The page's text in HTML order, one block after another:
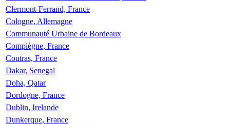
Clermont-Ferrand, France
Cologne, Allemagne
Communauté Urbaine de Bordeaux
Compiègne, France
Coutras, France
Dakar, Senegal
Doha, Qatar
Dordogne, France
Dublin, Irelande
Dunkerque, France